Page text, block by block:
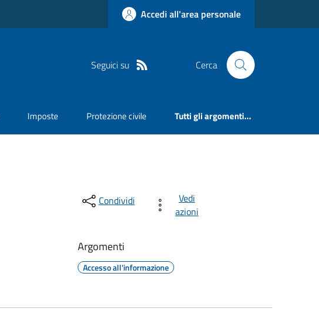
Accedi all'area personale
Seguici su Cerca
Imposte Protezione civile Tutti gli argomenti...
Condividi
Vedi
azioni
Argomenti
Accesso all'informazione